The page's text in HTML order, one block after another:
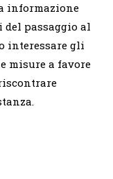
informazione
passaggio al
interessare gli
misure a favore